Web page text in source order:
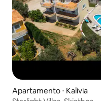
Apartamento ⋅ Kalivia